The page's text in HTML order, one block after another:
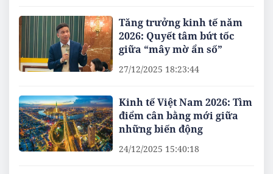
Tăng trưởng kinh tế năm
2026: Quyết tâm bứt tốc
giữa “mây mờ ẩn số”
27/12/2025 18:23:44
Kinh tế Việt Nam 2026: Tìm
điểm cân bằng mới giữa
những biến động
24/12/2025 15:40:18